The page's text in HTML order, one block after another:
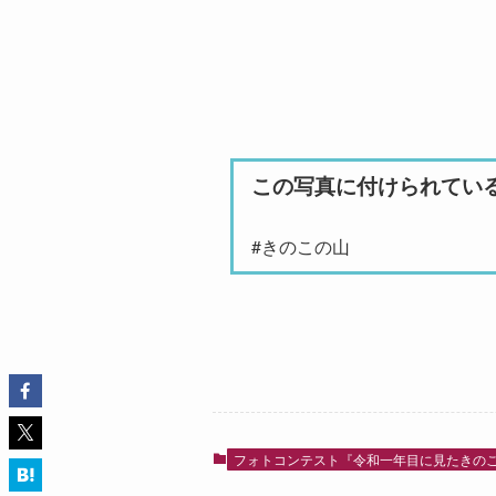
この写真に付けられてい
#きのこの山
フォトコンテスト『令和一年目に見たきのこ